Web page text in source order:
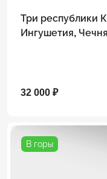
Три республики
Ингушетия, Чечня
32 000 ₽
В горы